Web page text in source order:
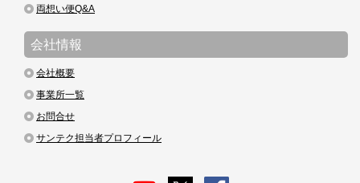
両想い便Q&A
会社情報
会社概要
事業所一覧
お問合せ
サンテク担当者プロフィール